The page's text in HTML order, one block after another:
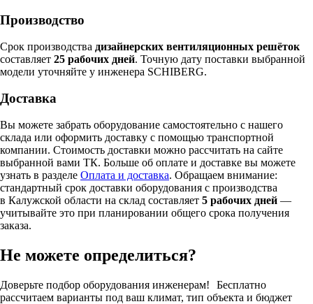
Производство
Срок производства дизайнерских вентиляционных решёток
составляет 25 рабочих дней. Точную дату поставки выбранной
модели уточняйте у инженера SCHIBERG.
Доставка
Вы можете забрать оборудование самостоятельно с нашего
склада или оформить доставку с помощью транспортной
компании. Стоимость доставки можно рассчитать на сайте
выбранной вами ТК. Больше об оплате и доставке вы можете
узнать в разделе Оплата и доставка. Обращаем внимание:
стандартный срок доставки оборудования с производства
в Калужской области на склад составляет 5 рабочих дней —
учитывайте это при планировании общего срока получения
заказа.
Не можете определиться?
Доверьте подбор оборудования инженерам! Бесплатно
рассчитаем варианты под ваш климат, тип объекта и бюджет